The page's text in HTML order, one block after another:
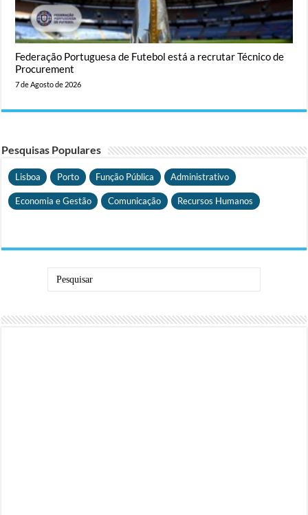
Federação Portuguesa de Futebol está a recrutar Técnico de
Procurement
7 de Agosto de 2026
Pesquisas Populares
Lisboa Porto Função Pública Administrativo
Economia e Gestão Comunicação Recursos Humanos